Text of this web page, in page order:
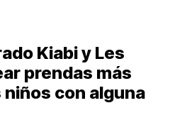
Kiabi y Les
prendas más
niños con alguna